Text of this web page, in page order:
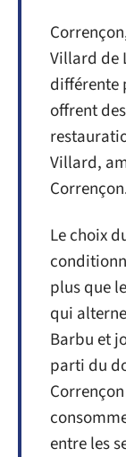
Villard de
différente
offrent
Villard,
Le choix
plus que
qui
Barbu et
parti du
entre les